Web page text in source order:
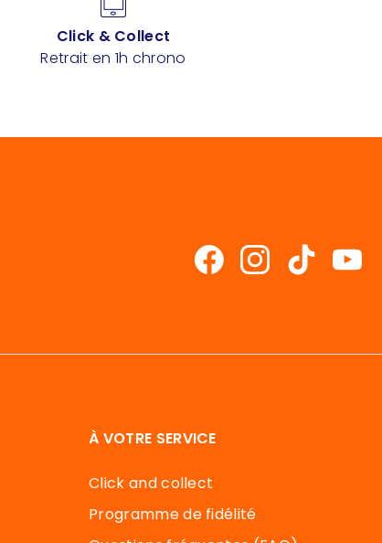
Click & Collect
Retrait en 1h chrono
À VOTRE SERVICE
Click and collect
Programme de fidélité